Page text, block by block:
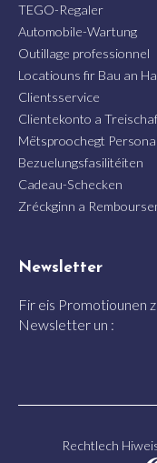
TEGO-Regaler
Automobile-Wartung
Outillage professionnel
Locatiouns fir Bau an
Clientsservice
Clientekonto a
Mëtsproochegt Personal
Bezuelungsfasilitéiten
Cadeau-Schecken
Zréckginn a
Newsletter
Fir eis Promotiounen
Newsletter un :
Rechtlech